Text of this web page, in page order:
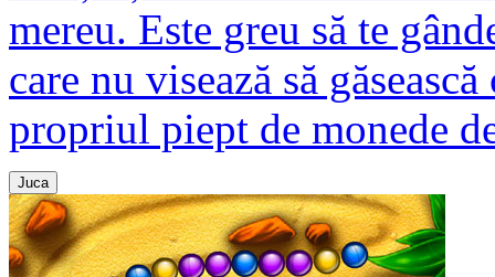
mereu. Este greu să te
care nu visează să
propriul piept de monede
Juca